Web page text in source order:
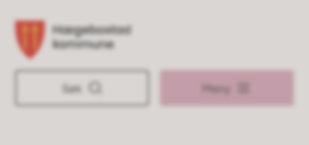
Hægebostad kommune
Søk Meny